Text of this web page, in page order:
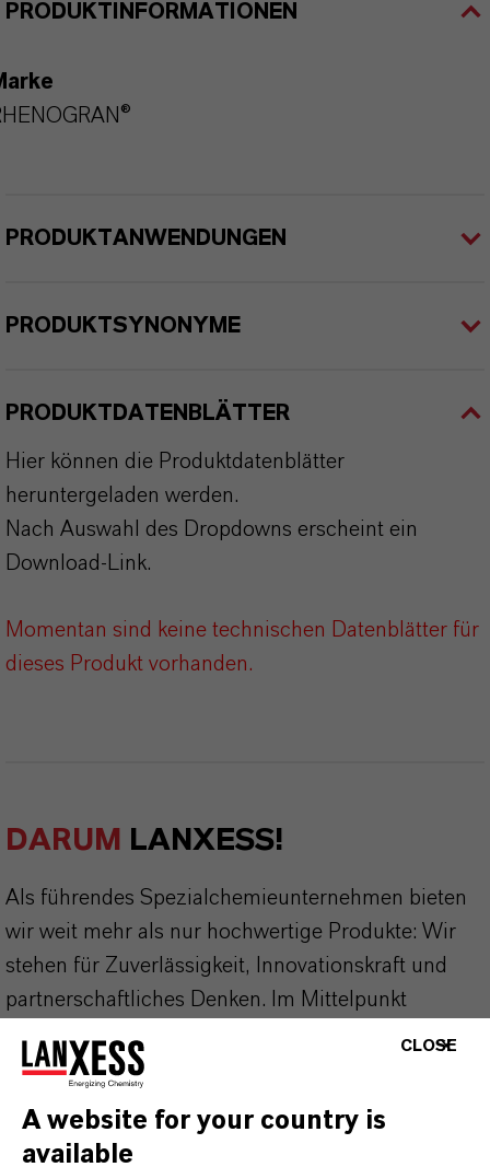
PRODUKTINFORMATIONEN
PRODUKTANWENDUNGEN
PRODUKTSYNONYME
PRODUKTDATENBLÄTTER
Hier können die Produktdatenblätter
heruntergeladen werden.
Nach Auswahl des Dropdowns erscheint ein
Download-Link.
Momentan sind keine technischen Datenblätter für
dieses Produkt vorhanden.
DARUM LANXESS!
Als führendes Spezialchemieunternehmen bieten
wir weit mehr als nur hochwertige Produkte: Wir
stehen für Zuverlässigkeit, Innovationskraft und
partnerschaftliches Denken. Im Mittelpunkt
Kunden. Unsere Kunden profitieren von
und einem tiefen Verständnis ihrer Märkte. Hier
CLOSE
A website for your country is
available